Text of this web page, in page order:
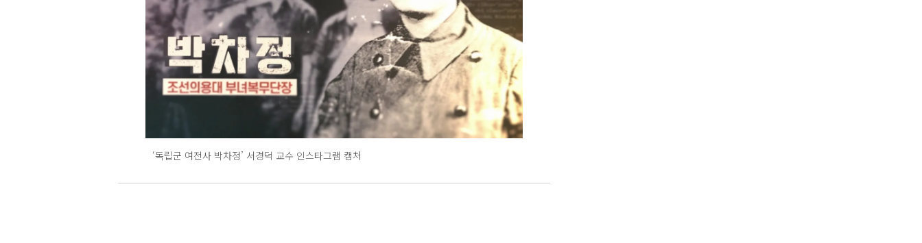
‘독립군 여전사 박차정’ 서경덕 교수 인스타그램 캡처